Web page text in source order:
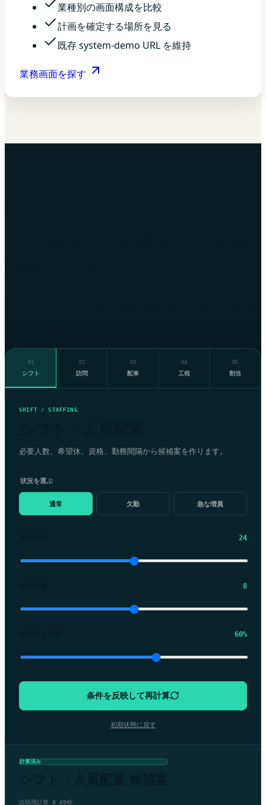
業種別の画面構成を比較
計画を確定する場所を見る
既存 system-demo URL を維持
業務画面を探す
01
シフト
02
訪問
03
配車
04
工程
05
割当
SHIFT / STAFFING
必要人数、希望休、資格、勤務間隔から候補案を作ります。
状況を選ぶ
通常 欠勤 急な増員
24
8
60%
条件を反映して再計算
初期状態に戻す
計算済み
説明用計算 0.09秒